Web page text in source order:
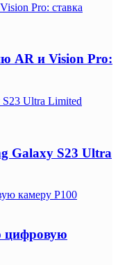
Pro: ставка
AR и Vision Pro:
S23 Ultra Limited
Galaxy S23 Ultra
камеру P100
цифровую